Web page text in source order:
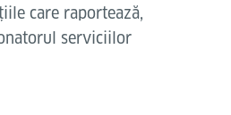
care raportează,
serviciilor